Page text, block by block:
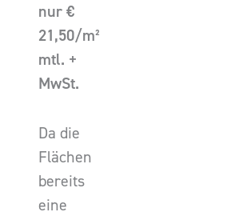
nur €
21,50/m²
mtl. +
MwSt.
Da die
Flächen
bereits
eine